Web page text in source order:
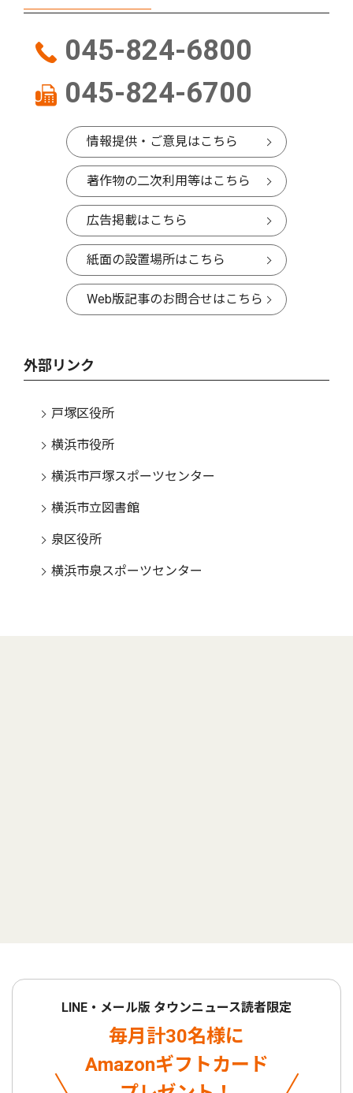
045-824-6800
045-824-6700
情報提供・ご意見はこちら
著作物の二次利用等はこちら
広告掲載はこちら
紙面の設置場所はこちら
Web版記事のお問合せはこちら
外部リンク
戸塚区役所
横浜市役所
横浜市戸塚スポーツセンター
横浜市立図書館
泉区役所
横浜市泉スポーツセンター
LINE・メール版 タウンニュース読者限定
毎月計30名様に
Amazonギフトカード